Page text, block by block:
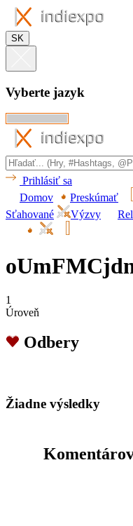
SK
Vyberte jazyk
Prihlásiť sa
Domov
Preskúmať
Sťahované
Výzvy
1
Úroveň
Odbery
Žiadne výsledky